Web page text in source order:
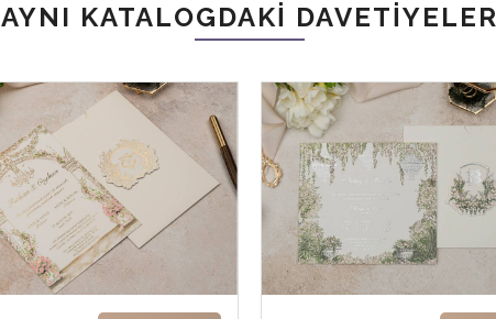
AYNI KATALOGDAKI